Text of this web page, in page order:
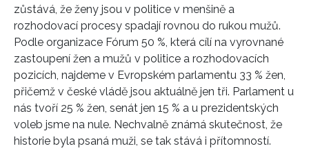
zůstává, že ženy jsou v politice v menšině a
rozhodovací procesy spadají rovnou do rukou mužů.
Podle organizace Fórum 50 %, která cílí na vyrovnané
zastoupení žen a mužů v politice a rozhodovacích
pozicích, najdeme v Evropském parlamentu 33 % žen,
přičemž v české vládě jsou aktuálně jen tři. Parlament u
nás tvoří 25 % žen, senát jen 15 % a u prezidentských
voleb jsme na nule. Nechvalně známá skutečnost, že
historie byla psaná muži, se tak stává i přítomností.